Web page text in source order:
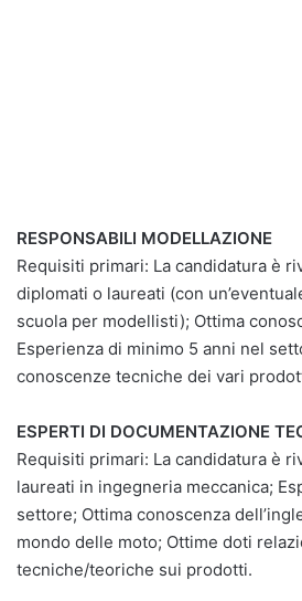
RESPONSABILI MODELLAZIONE
Requisiti primari: La candidatura è
diplomati o laureati (con
scuola per modellisti); Ottima
Esperienza di minimo 5 anni nel
conoscenze tecniche dei vari
ESPERTI DI DOCUMENTAZIONE
Requisiti primari: La candidatura è
laureati in ingegneria meccanica;
settore; Ottima conoscenza
mondo delle moto; Ottime doti
tecniche/teoriche sui prodotti.